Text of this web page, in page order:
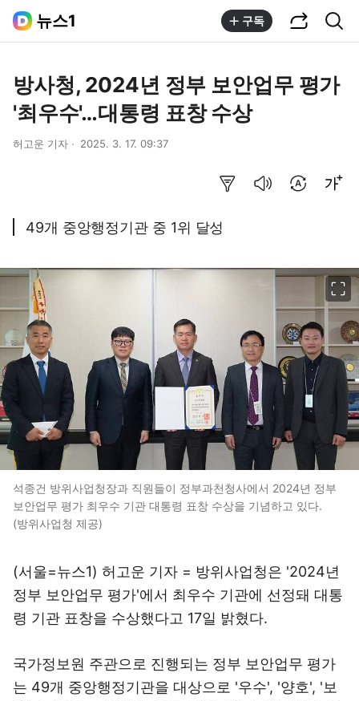
뉴스1 구독
방사청, 2024년 정부 보안업무 평가
'최우수'…대통령 표창 수상
허고운 기자 2025. 3. 17. 09:37
49개 중앙행정기관 중 1위 달성
석종건 방위사업청장과 직원들이 정부과천청사에서 2024년 정부
보안업무 평가 최우수 기관 대통령 표창 수상을 기념하고 있다.
(방위사업청 제공)
(서울=뉴스1) 허고운 기자 = 방위사업청은 '2024년
정부 보안업무 평가'에서 최우수 기관에 선정돼 대통
령 기관 표창을 수상했다고 17일 밝혔다.
국가정보원 주관으로 진행되는 정부 보안업무 평가
는 49개 중앙행정기관을 대상으로 '우수', '양호', '보